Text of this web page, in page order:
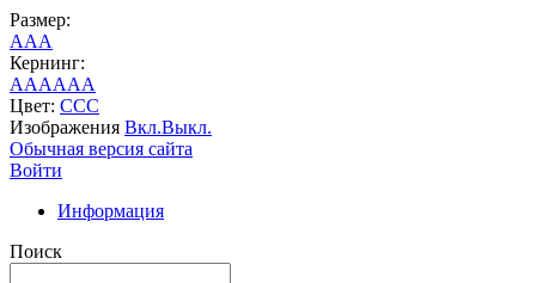
Размер:
AAA
Кернинг:
AAAAAA
Цвет: CCC
Изображения Вкл.Выкл.
Обычная версия сайта
Войти
Информация
Поиск